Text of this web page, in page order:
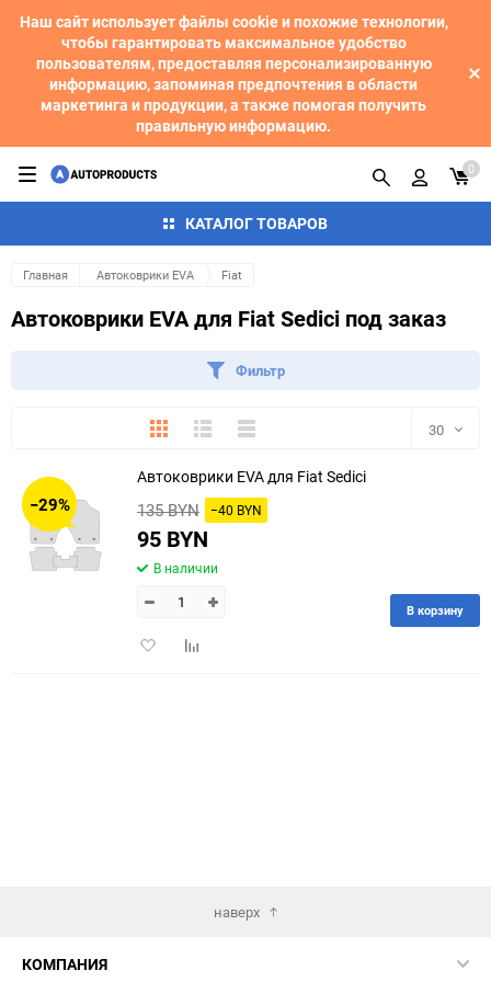
Наш сайт использует файлы cookie и похожие технологии,
чтобы гарантировать максимальное удобство
пользователям, предоставляя персонализированную
информацию, запоминая предпочтения в области
маркетинга и продукции, а также помогая получить
правильную информацию.
КАТАЛОГ ТОВАРОВ
0
Главная Автоковрики EVA Fiat
Автоковрики EVA для Fiat Sedici под заказ
Фильтр
ПлиткаПодробноКомпактно 30
150
−29%
Автоковрики EVA для Fiat Sedici
135 BYN −40 BYN
95 BYN
В наличии
ДобавитьДобавить
В корзину
наверх
КОМПАНИЯ